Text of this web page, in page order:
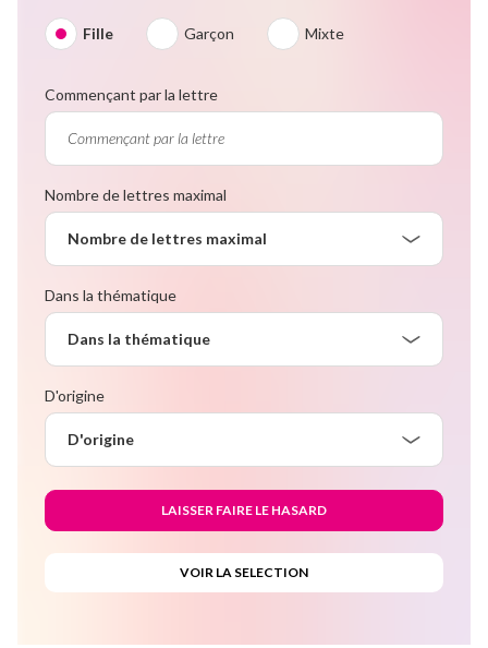
Fille Garçon Mixte
Commençant par la lettre
Nombre de lettres maximal
Nombre de lettres maximal
Dans la thématique
Dans la thématique
D'origine
D'origine